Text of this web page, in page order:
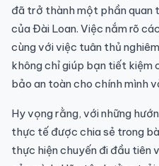
đã trở thành một phần quan
của Đài Loan. Việc nắm rõ
cùng với việc tuân thủ
không chỉ giúp bạn tiết kiệm
bảo an toàn cho chính mình
Hy vọng rằng, với những
thực tế được chia sẻ trong
thực hiện chuyến đi đầu tiên